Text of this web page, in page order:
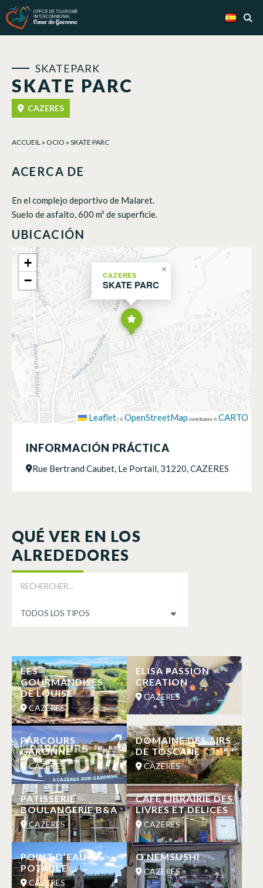
SKATE PARC
SKATEPARK
CAZERES
ACCUEIL » OCIO » SKATE PARC
ACERCA DE
En el complejo deportivo de Malaret.
Suelo de asfalto, 600 m² de superficie.
UBICACIÓN
CAZERES
SKATE PARC
×
+
−
Leaflet|©OpenStreetMap contributors ©CARTO
INFORMACIÓN PRÁCTICA
Rue Bertrand Caubet, Le Portail, 31220, CAZERES
QUÉ VER EN LOS
ALREDEDORES
LES
GOURMANDISES
DE LOUISE
CAZERES
ELISA PASSION
CREATION
CAZERES
PARCOURS
GARONNE
CAZERES
DOMAINE DES AIRS
DE TOSCANE
CAZERES
PATISSERIE
BOULANGERIE B&A
CAZERES
CAFE LIBRAIRIE DES
LIVRES ET DELICES
CAZERES
POINT D’EAU
POTABLE
CAZERES
O NEMSUSHI
CAZERES
Panel de gestión de cookies